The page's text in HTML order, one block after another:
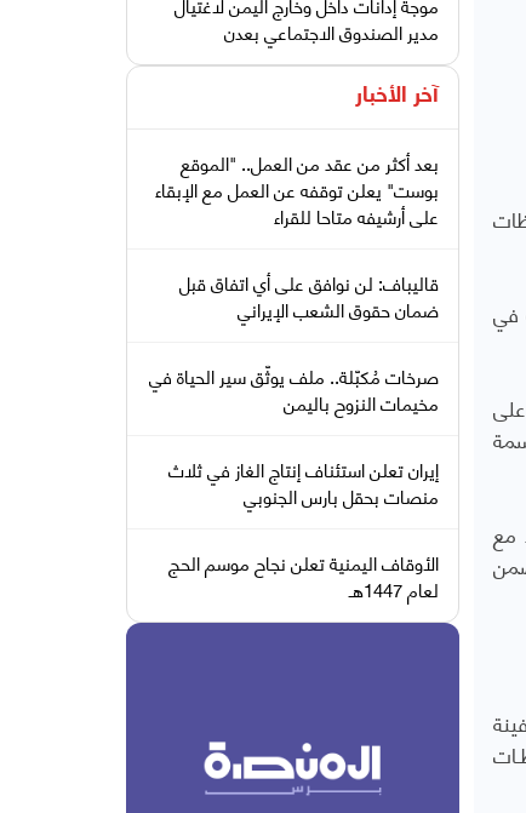
فيه اللجنة في
مع
مدير الصندوق الاجتماعي بعدن
آخر الأخبار
بعد أكثر من عقد من العمل.. "الموقع
بوست" يعلن توقفه عن العمل مع الإبقاء
على أرشيفه متاحا للقراء
قاليباف: لن نوافق على أي اتفاق قبل
ضمان حقوق الشعب الإيراني
صرخات مُكبّلة.. ملف يوثّق سير الحياة في
مخيمات النزوح باليمن
إيران تعلن استئناف إنتاج الغاز في ثلاث
منصات بحقل بارس الجنوبي
الأوقاف اليمنية تعلن نجاح موسم الحج
لعام 1447هـ